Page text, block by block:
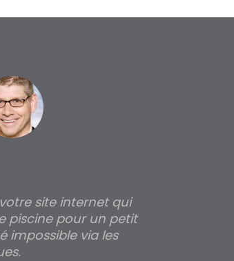
site internet qui
piscine pour un petit
impossible via les